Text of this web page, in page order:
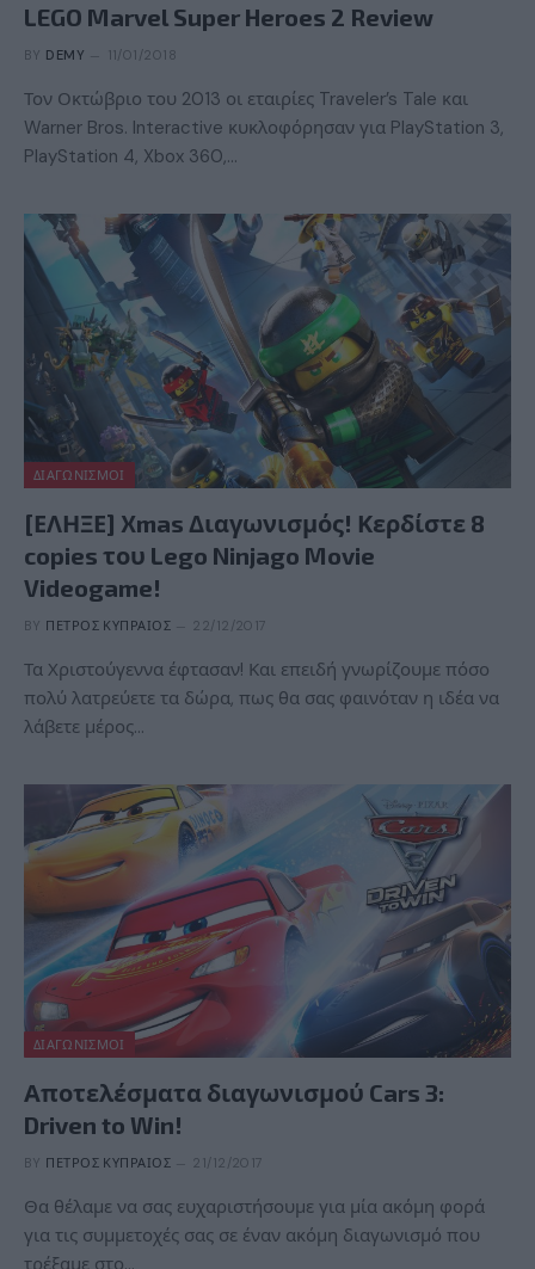
LEGO Marvel Super Heroes 2 Review
BY DEMY 11/01/2018
Τον Οκτώβριο του 2013 οι εταιρίες Traveler’s Tale και
Warner Bros. Interactive κυκλοφόρησαν για PlayStation 3,
PlayStation 4, Xbox 360,…
ΔΙΑΓΩΝΙΣΜΟΊ
[ΕΛΗΞΕ] Xmas Διαγωνισμός! Κερδίστε 8
copies του Lego Ninjago Movie
Videogame!
BY ΠΈΤΡΟΣ ΚΥΠΡΑΊΟΣ 22/12/2017
Τα Χριστούγεννα έφτασαν! Και επειδή γνωρίζουμε πόσο
πολύ λατρεύετε τα δώρα, πως θα σας φαινόταν η ιδέα να
λάβετε μέρος…
ΔΙΑΓΩΝΙΣΜΟΊ
Αποτελέσματα διαγωνισμού Cars 3:
Driven to Win!
BY ΠΈΤΡΟΣ ΚΥΠΡΑΊΟΣ 21/12/2017
Θα θέλαμε να σας ευχαριστήσουμε για μία ακόμη φορά
για τις συμμετοχές σας σε έναν ακόμη διαγωνισμό που
τρέξαμε στο…